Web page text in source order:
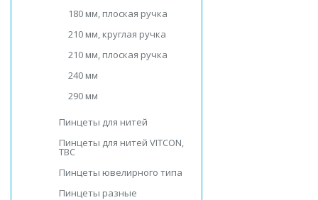
180 мм, плоская ручка
210 мм, круглая ручка
210 мм, плоская ручка
240 мм
290 мм
Пинцеты для нитей
Пинцеты для нитей VITCON,
ТВС
Пинцеты ювелирного типа
Пинцеты разные